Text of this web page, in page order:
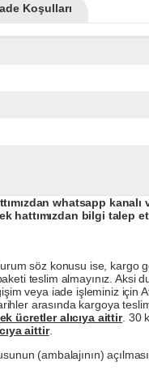
Koşulları
whatsapp
hattımızdan bilgi talep
söz konusu ise, kargo
teslim almayınız. Aksi
veya iade işleminiz için
arasında kargoya
ek ücretler alıcıya aittir. 30
aittir.
(ambalajının)